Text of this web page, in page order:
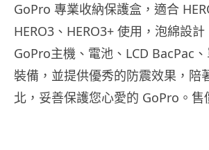
GoPro 專業收納保護盒，適合
HERO3、HERO3+ 使用，泡綿設
GoPro主機、電池、LCD BacPac
裝備，並提供優秀的防震效果，陪
北，妥善保護您心愛的 GoPro。售